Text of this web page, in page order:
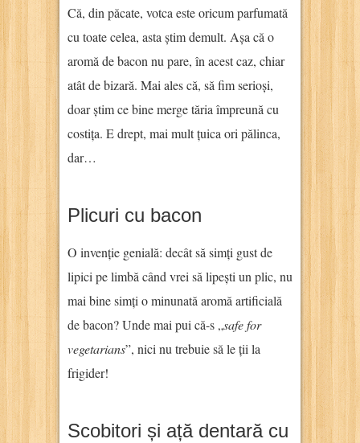
Că, din păcate, votca este oricum parfumată
cu toate celea, asta știm demult. Așa că o
aromă de bacon nu pare, în acest caz, chiar
atât de bizară. Mai ales că, să fim serioși,
doar știm ce bine merge tăria împreună cu
costița. E drept, mai mult țuica ori pălinca,
dar…
Plicuri cu bacon
O invenție genială: decât să simți gust de
lipici pe limbă când vrei să lipești un plic, nu
mai bine simți o minunată aromă artificială
de bacon? Unde mai pui că-s „safe for
vegetarians”, nici nu trebuie să le ții la
frigider!
Scobitori și ață dentară cu